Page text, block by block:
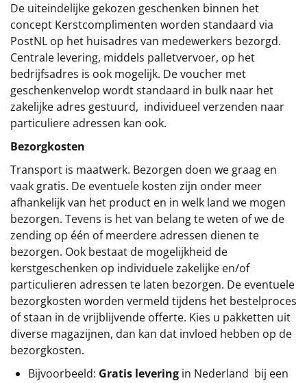
De uiteindelijke gekozen geschenken binnen het
concept Kerstcomplimenten worden standaard via
PostNL op het huisadres van medewerkers bezorgd.
Centrale levering, middels palletvervoer, op het
bedrijfsadres is ook mogelijk. De voucher met
geschenkenvelop wordt standaard in bulk naar het
zakelijke adres gestuurd, individueel verzenden naar
particuliere adressen kan ook.
Bezorgkosten
Transport is maatwerk. Bezorgen doen we graag en
vaak gratis. De eventuele kosten zijn onder meer
afhankelijk van het product en in welk land we mogen
bezorgen. Tevens is het van belang te weten of we de
zending op één of meerdere adressen dienen te
bezorgen. Ook bestaat de mogelijkheid de
kerstgeschenken op individuele zakelijke en/of
particulieren adressen te laten bezorgen. De eventuele
bezorgkosten worden vermeld tijdens het bestelproces
of staan in de vrijblijvende offerte. Kies u pakketten uit
diverse magazijnen, dan kan dat invloed hebben op de
bezorgkosten.
Bijvoorbeeld: Gratis levering in Nederland bij een